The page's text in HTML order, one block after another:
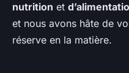
nutrition et
et nous avons hâte de
réserve en la matière.